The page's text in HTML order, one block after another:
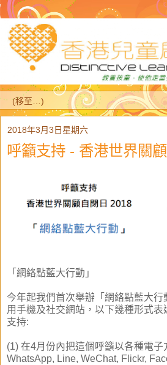
2018年3月3日星期六
呼籲支持 - 香港世界關
「網絡點藍大行動」
今年起我們首次舉辦「網絡點藍大行
用手機及社交網站，以下幾種形式
支持:
(1) 在4月份內把這個呼籲以各種電
WhatsApp, Line, WeChat, Flickr,